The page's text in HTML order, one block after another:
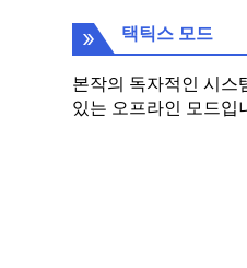
택틱스 모드
본작의 독자적인 시스
있는 오프라인 모드입